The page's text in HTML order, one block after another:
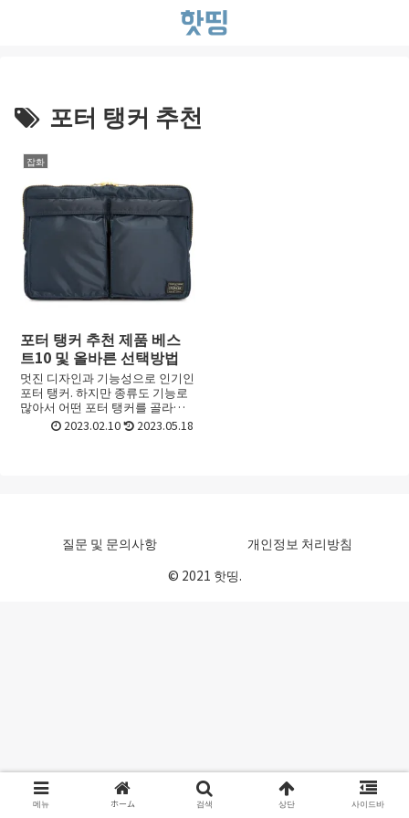
포터 탱커 추천
잡화
포터 탱커 추천 제품 베스
트10 및 올바른 선택방법
멋진 디자인과 기능성으로 인기인
포터 탱커. 하지만 종류도 기능로
많아서 어떤 포터 탱커를 골라야
할지 선택하기가 어려울 때가 있
죠. 처음 접할 때라면 더욱 그런데
2023.02.10 2023.05.18
질문 및 문의사항
개인정보 처리방침
© 2021 핫띵.
메뉴 ホーム 검색 상단 사이드바